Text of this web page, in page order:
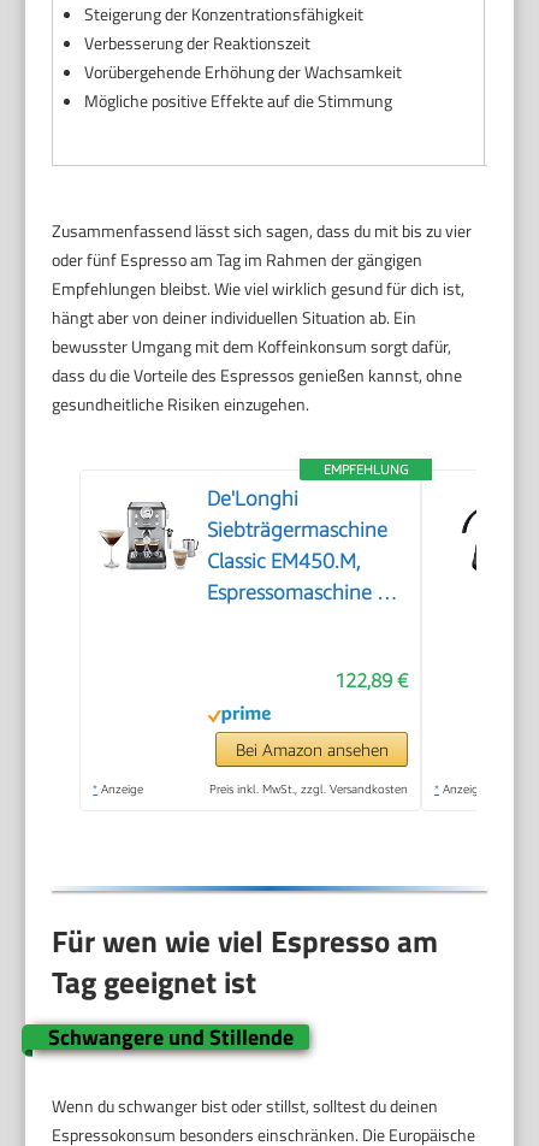
Steigerung der Konzentrationsfähigkeit
Verbesserung der Reaktionszeit
Vorübergehende Erhöhung der Wachsamkeit
Mögliche positive Effekte auf die Stimmung
Zusammenfassend lässt sich sagen, dass du mit bis zu vier
oder fünf Espresso am Tag im Rahmen der gängigen
Empfehlungen bleibst. Wie viel wirklich gesund für dich ist,
hängt aber von deiner individuellen Situation ab. Ein
bewusster Umgang mit dem Koffeinkonsum sorgt dafür,
dass du die Vorteile des Espressos genießen kannst, ohne
gesundheitliche Risiken einzugehen.
EMPFEHLUNG
De'Longhi
Siebträgermaschine
Classic EM450.M,
Espressomaschine mit
Vollmetallgehäuse, 15
Bar, 1,7 l Wassertank,
Edelstahl/Metall
122,89 €
Bei Amazon ansehen
* Anzeige Preis inkl. MwSt., zzgl. Versandkosten * Anzeige
Für wen wie viel Espresso am
Tag geeignet ist
Schwangere und Stillende
Wenn du schwanger bist oder stillst, solltest du deinen
Espressokonsum besonders einschränken. Die Europäische